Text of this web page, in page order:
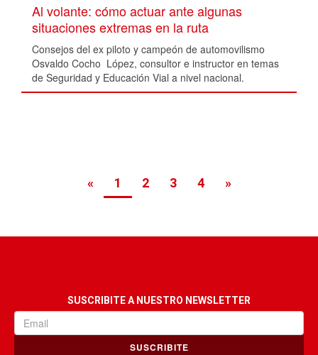
Al volante: cómo actuar ante algunas
situaciones extremas en la ruta
Consejos del ex piloto y campeón de automovilismo
Osvaldo Cocho López, consultor e instructor en temas
de Seguridad y Educación Vial a nivel nacional.
« 1 2 3 4 »
SUSCRIBITE A NUESTRO NEWSLETTER
SUSCRIBITE